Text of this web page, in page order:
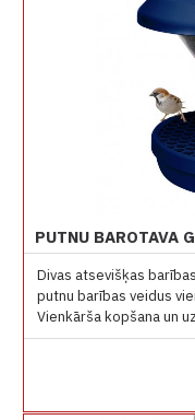
Divas atsevišķas
putnu barības veidus
Vienkārša kopšana un